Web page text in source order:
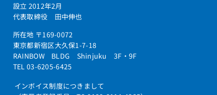
設立 2012年2月
代表取締役 田中伸也
所在地 〒169-0072
東京都新宿区大久保1-7-18
RAINBOW BLDG Shinjuku 3F・9F
TEL 03-6205-6425
インボイス制度につきまして